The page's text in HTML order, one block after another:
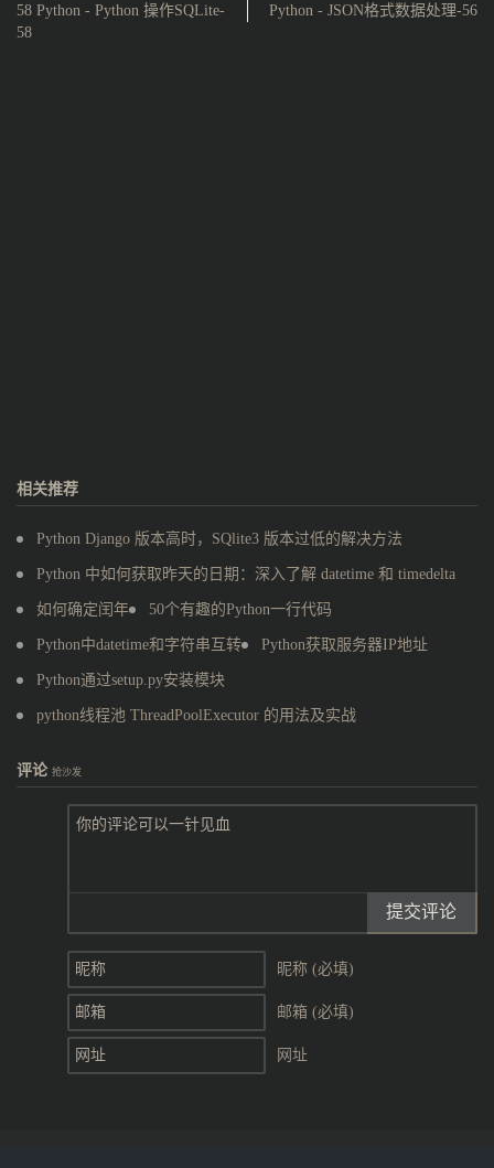
58 Python - Python 操作SQLite-
58
Python - JSON格式数据处理-56
相关推荐
Python Django 版本高时，SQlite3 版本过低的解决方法
Python 中如何获取昨天的日期：深入了解 datetime 和 timedelta
如何确定闰年 50个有趣的Python一行代码
Python中datetime和字符串互转 Python获取服务器IP地址
Python通过setup.py安装模块
python线程池 ThreadPoolExecutor 的用法及实战
评论 抢沙发
提交评论
昵称 (必填)
邮箱 (必填)
网址